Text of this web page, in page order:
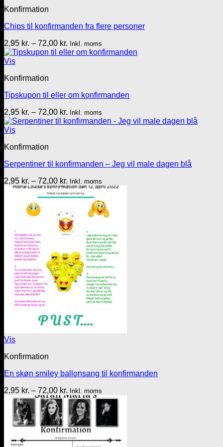
Konfirmation
Chips til konfirmanden fra flere personer
2,95 kr. – 72,00 kr. Prisinterval:
2,95 kr.
Inkl. moms
Vis
Konfirmation
Tipskupon til eller om konfirmanden
2,95 kr. – 72,00 kr. Prisinterval:
2,95 kr.
Inkl. moms
Vis
Konfirmation
Serpentiner til konfirmanden – Jeg vil male dagen blå
2,95 kr. – 72,00 kr. Prisinterval:
2,95 kr.
til
72,00 kr.
Inkl. moms
Vis
Konfirmation
En skøn smiley ballonsang til konfirmanden
2,95 kr. – 72,00 kr. Prisinterval:
2,95 kr.
til
72,00 kr.
Inkl. moms